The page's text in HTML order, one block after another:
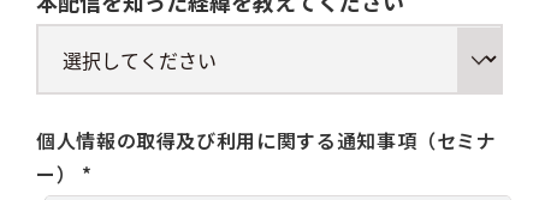
個人情報の取得及び利用に関する通知事項（セミナ
ー） *